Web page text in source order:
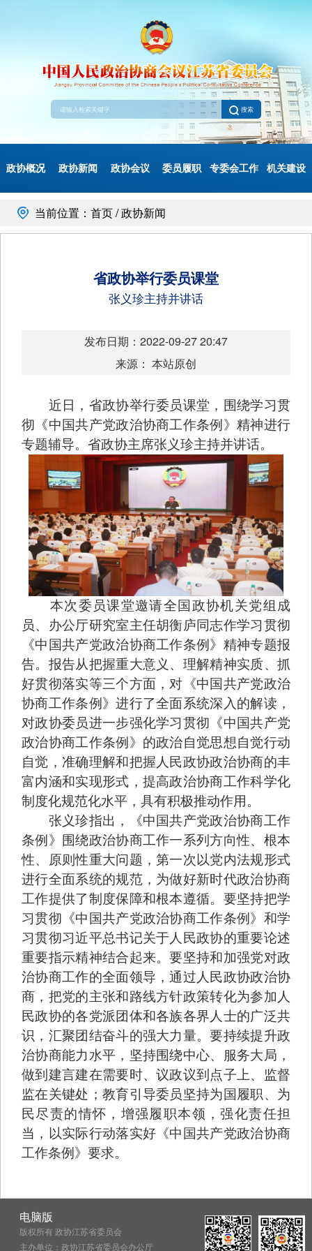
搜索
政协概况 政协新闻 政协会议 委员履职 专委会工作 机关建设
当前位置：首页 / 政协新闻
省政协举行委员课堂
张义珍主持并讲话
发布日期：2022-09-27 20:47
来源： 本站原创
近日，省政协举行委员课堂，围绕学习贯
彻《中国共产党政治协商工作条例》精神进行
专题辅导。省政协主席张义珍主持并讲话。
本次委员课堂邀请全国政协机关党组成
员、办公厅研究室主任胡衡庐同志作学习贯彻
《中国共产党政治协商工作条例》精神专题报
告。报告从把握重大意义、理解精神实质、抓
好贯彻落实等三个方面，对《中国共产党政治
协商工作条例》进行了全面系统深入的解读，
对政协委员进一步强化学习贯彻《中国共产党
政治协商工作条例》的政治自觉思想自觉行动
自觉，准确理解和把握人民政协政治协商的丰
富内涵和实现形式，提高政治协商工作科学化
制度化规范化水平，具有积极推动作用。
张义珍指出，《中国共产党政治协商工作
条例》围绕政治协商工作一系列方向性、根本
性、原则性重大问题，第一次以党内法规形式
进行全面系统的规范，为做好新时代政治协商
工作提供了制度保障和根本遵循。要坚持把学
习贯彻《中国共产党政治协商工作条例》和学
习贯彻习近平总书记关于人民政协的重要论述
重要指示精神结合起来。要坚持和加强党对政
治协商工作的全面领导，通过人民政协政治协
商，把党的主张和路线方针政策转化为参加人
民政协的各党派团体和各族各界人士的广泛共
识，汇聚团结奋斗的强大力量。要持续提升政
治协商能力水平，坚持围绕中心、服务大局，
做到建言建在需要时、议政议到点子上、监督
监在关键处；教育引导委员坚持为国履职、为
民尽责的情怀，增强履职本领，强化责任担
当，以实际行动落实好《中国共产党政治协商
工作条例》要求。
电脑版
版权所有 政协江苏省委员会
主办单位：政协江苏省委员会办公厅